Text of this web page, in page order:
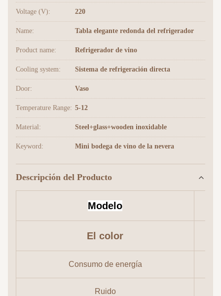
Voltage (V): 220
Name: Tabla elegante redonda del refrigerador
Product name: Refrigerador de vino
Cooling system: Sistema de refrigeración directa
Door: Vaso
Temperature Range: 5-12
Material: Steel+glass+wooden inoxidable
Keyword: Mini bodega de vino de la nevera
Descripción del Producto
Modelo
El color
Consumo de energía
Ruido